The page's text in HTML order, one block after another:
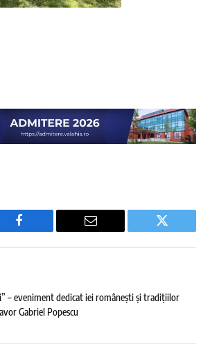
Facebook Email Twitter
– eveniment dedicat iei românești și tradițiilor
Gabriel Popescu